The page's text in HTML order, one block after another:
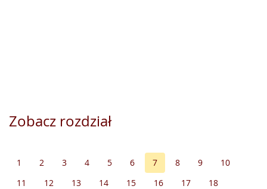
Zobacz rozdział
1 2 3 4 5 6 7 8 9
10
11
12 13 14 15 16 17
18